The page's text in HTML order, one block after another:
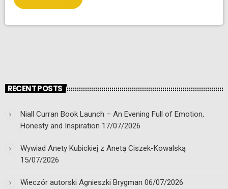
RECENT POSTS
Niall Curran Book Launch – An Evening Full of Emotion,
Honesty and Inspiration 17/07/2026
Wywiad Anety Kubickiej z Anetą Ciszek-Kowalską
15/07/2026
Wieczór autorski Agnieszki Brygman 06/07/2026